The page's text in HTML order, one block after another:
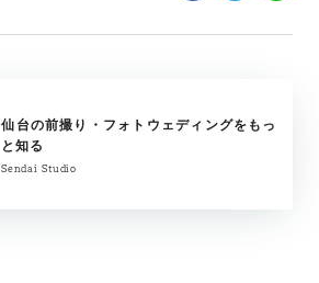
仙台の前撮り・フォトウェディングをもっ
と知る
Sendai Studio